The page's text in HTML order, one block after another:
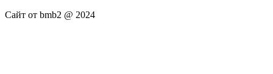
Сайт от bmb2 @ 2024